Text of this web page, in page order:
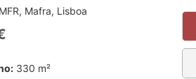
Mafra, Lisboa
330 m²